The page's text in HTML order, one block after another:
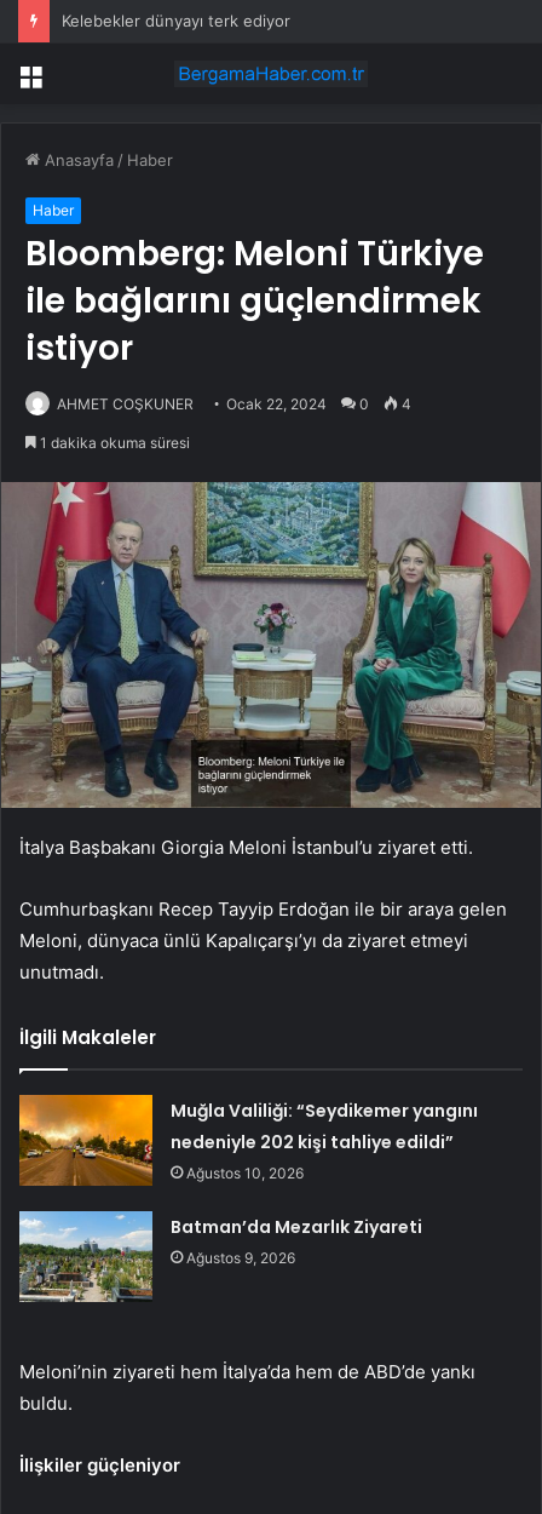
Kelebekler dünyayı terk ediyor
Menü
Anasayfa / Haber
Haber
Bloomberg: Meloni Türkiye
ile bağlarını güçlendirmek
istiyor
AHMET COŞKUNER Ocak 22, 2024 0 4
1 dakika okuma süresi
İtalya Başbakanı Giorgia Meloni İstanbul’u ziyaret etti.
Cumhurbaşkanı Recep Tayyip Erdoğan ile bir araya gelen
Meloni, dünyaca ünlü Kapalıçarşı’yı da ziyaret etmeyi
unutmadı.
İlgili Makaleler
Muğla Valiliği: “Seydikemer yangını
nedeniyle 202 kişi tahliye edildi”
Ağustos 10, 2026
Batman’da Mezarlık Ziyareti
Ağustos 9, 2026
Meloni’nin ziyareti hem İtalya’da hem de ABD’de yankı
buldu.
İlişkiler güçleniyor